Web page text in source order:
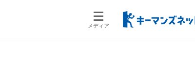
メディア